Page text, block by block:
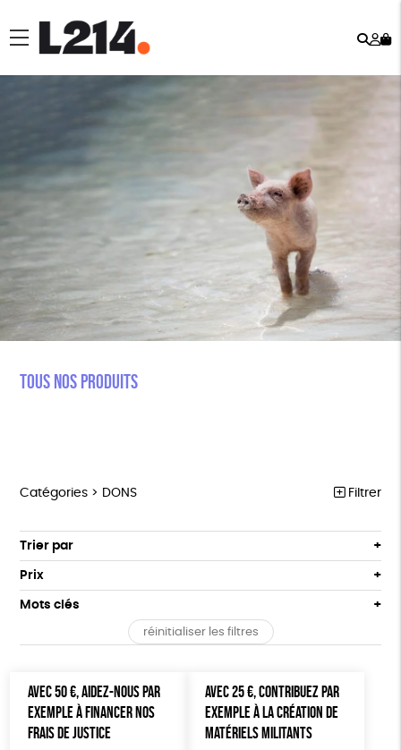
menu
Tous nos produits
Catégories > DONS Filtrer
MARCHE POUR LA FERMETURE DES ABATTOIRS
OUTILS MILITANTS
TRACTS
CARTES
BROCHURES
Trier par
Par défaut
Popularité
Prix : du - cher au + cher
Prix
Tous
50 € - 100 €
150 € - 200 €
Plus de 200€
Mots clés
OEKO-Tex, PETA approuved vegan
réinitialiser les filtres
AVEC 50 €, AIDEZ-NOUS PAR
EXEMPLE À FINANCER NOS
FRAIS DE JUSTICE
AVEC 25 €, CONTRIBUEZ PAR
EXEMPLE À LA CRÉATION DE
MATÉRIELS MILITANTS